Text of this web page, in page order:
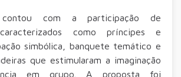
com a participação de
caracterizados como príncipes e
simbólica, banquete temático e
que estimularam a imaginação
em grupo. A proposta foi